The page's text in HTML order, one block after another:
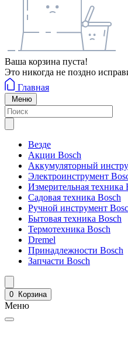
Ваша корзина пуста!
Это никогда не поздно
Главная
Меню
Везде
Акции Bosch
Аккумуляторный
Электроинструмент
Измерительная техника
Садовая техника Bosch
Ручной инструмент
Бытовая техника Bosch
Термотехника Bosch
Dremel
Принадлежности Bosch
Запчасти Bosch
0 Корзина
Меню